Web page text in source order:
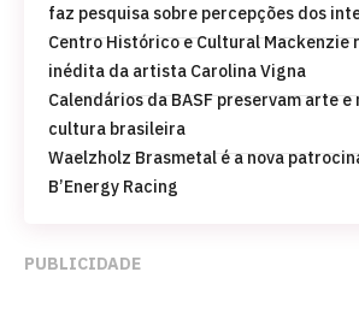
faz pesquisa sobre percepções dos
Centro Histórico e Cultural Mackenzie
inédita da artista Carolina Vigna
Calendários da BASF preservam arte e
cultura brasileira
Waelzholz Brasmetal é a nova
B’Energy Racing
PUBLICIDADE